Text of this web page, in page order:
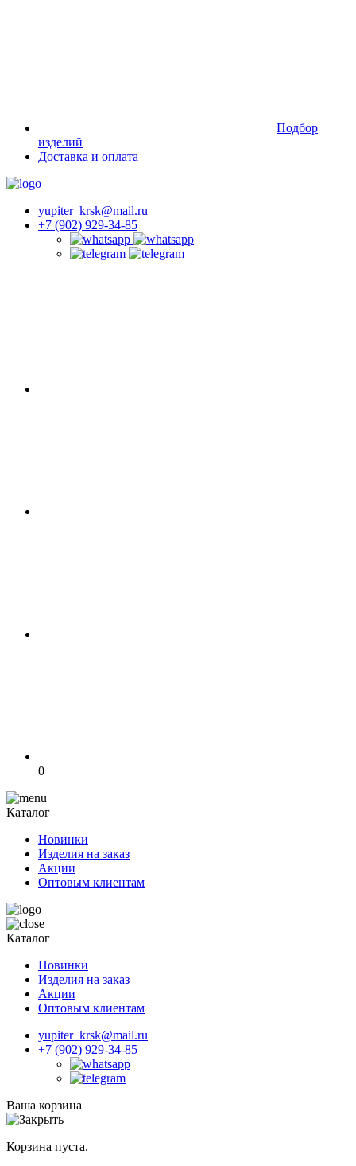
Подбор
изделий
Доставка и оплата
yupiter_krsk@mail.ru
+7 (902) 929-34-85
0
Каталог
Новинки
Изделия на заказ
Акции
Оптовым клиентам
Каталог
Новинки
Изделия на заказ
Акции
Оптовым клиентам
yupiter_krsk@mail.ru
+7 (902) 929-34-85
Ваша корзина
Корзина пуста.